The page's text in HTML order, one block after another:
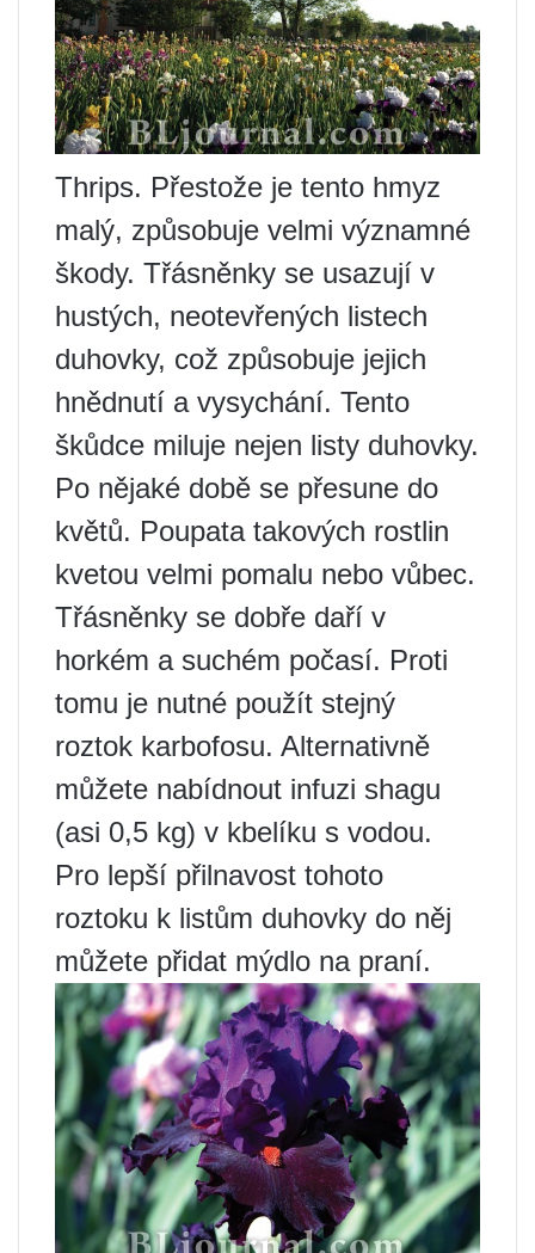
Thrips. Přestože je tento hmyz
malý, způsobuje velmi významné
škody. Třásněnky se usazují v
hustých, neotevřených listech
duhovky, což způsobuje jejich
hnědnutí a vysychání. Tento
škůdce miluje nejen listy duhovky.
Po nějaké době se přesune do
květů. Poupata takových rostlin
kvetou velmi pomalu nebo vůbec.
Třásněnky se dobře daří v
horkém a suchém počasí. Proti
tomu je nutné použít stejný
roztok karbofosu. Alternativně
můžete nabídnout infuzi shagu
(asi 0,5 kg) v kbelíku s vodou.
Pro lepší přilnavost tohoto
roztoku k listům duhovky do něj
můžete přidat mýdlo na praní.